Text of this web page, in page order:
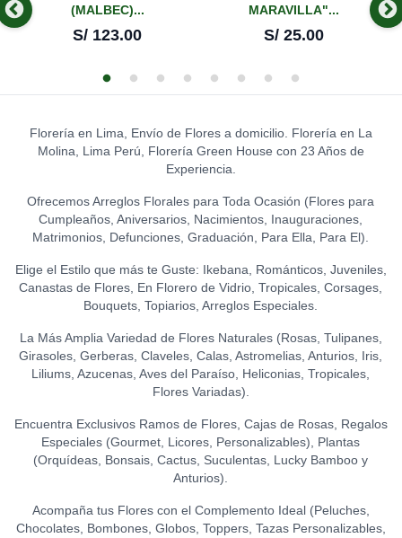
(MALBEC)...
S/ 123.00
MARAVILLA"...
S/25.00
Florería en Lima, Envío de Flores a domicilio. Florería en La
Molina, Lima Perú, Florería Green House con 23 Años de
Experiencia.
Ofrecemos Arreglos Florales para Toda Ocasión (Flores para
Cumpleaños, Aniversarios, Nacimientos, Inauguraciones,
Matrimonios, Defunciones, Graduación, Para Ella, Para El).
Elige el Estilo que más te Guste: Ikebana, Románticos, Juveniles,
Canastas de Flores, En Florero de Vidrio, Tropicales, Corsages,
Bouquets, Topiarios, Arreglos Especiales.
La Más Amplia Variedad de Flores Naturales (Rosas, Tulipanes,
Girasoles, Gerberas, Claveles, Calas, Astromelias, Anturios, Iris,
Liliums, Azucenas, Aves del Paraíso, Heliconias, Tropicales,
Flores Variadas).
Encuentra Exclusivos Ramos de Flores, Cajas de Rosas, Regalos
Especiales (Gourmet, Licores, Personalizables), Plantas
(Orquídeas, Bonsais, Cactus, Suculentas, Lucky Bamboo y
Anturios).
Acompaña tus Flores con el Complemento Ideal (Peluches,
Chocolates, Bombones, Globos, Toppers, Tazas Personalizables,